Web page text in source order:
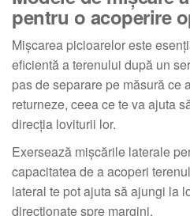
pentru o acoperire
Mișcarea picioarelor este
eficientă a terenului după un
pas de separare pe măsură ce
returneze, ceea ce te va ajuta
direcția loviturii lor.
Exersează mișcările laterale
capacitatea de a acoperi
lateral te pot ajuta să ajungi la
direcționate spre margini.